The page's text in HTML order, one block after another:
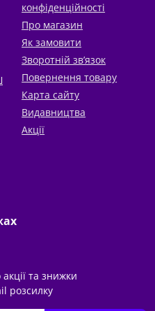
конфіденційності
Про магазин
Як замовити
Зворотній зв’язок
Повернення товару
Карта сайту
Видавництва
Акції
та знижки
розсилку